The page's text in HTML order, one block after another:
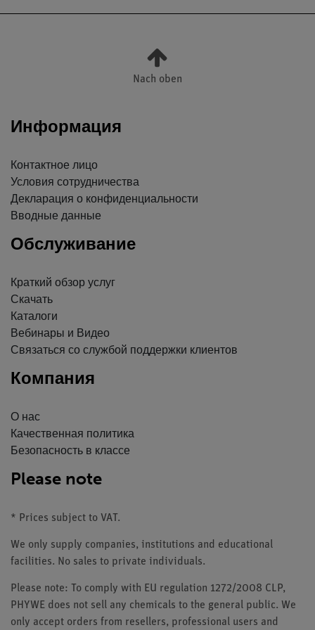
Nach oben
Информация
Контактное лицо
Условия сотрудничества
Декларация о конфиденциальности
Вводные данные
Обслуживание
Краткий обзор услуг
Скачать
Каталоги
Вебинары и Видео
Связаться со службой поддержки клиентов
Компания
О нас
Качественная политика
Безопасность в классе
Please note
* Prices subject to VAT.
We only supply companies, institutions and educational
facilities. No sales to private individuals.
Please note: To comply with EU regulation 1272/2008 CLP,
PHYWE does not sell any chemicals to the general public. We
only accept orders from resellers, professional users and